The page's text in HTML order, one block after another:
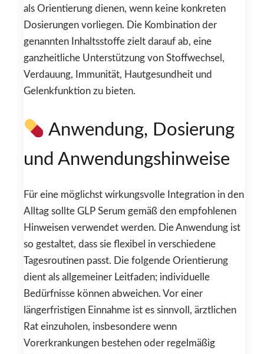
als Orientierung dienen, wenn keine konkreten
Dosierungen vorliegen. Die Kombination der
genannten Inhaltsstoffe zielt darauf ab, eine
ganzheitliche Unterstützung von Stoffwechsel,
Verdauung, Immunität, Hautgesundheit und
Gelenkfunktion zu bieten.
Anwendung, Dosierung
und Anwendungshinweise
Für eine möglichst wirkungsvolle Integration in den
Alltag sollte GLP Serum gemäß den empfohlenen
Hinweisen verwendet werden. Die Anwendung ist
so gestaltet, dass sie flexibel in verschiedene
Tagesroutinen passt. Die folgende Orientierung
dient als allgemeiner Leitfaden; individuelle
Bedürfnisse können abweichen. Vor einer
längerfristigen Einnahme ist es sinnvoll, ärztlichen
Rat einzuholen, insbesondere wenn
Vorerkrankungen bestehen oder regelmäßig